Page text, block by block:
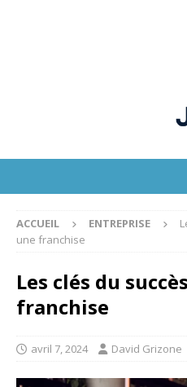
ACCUEIL ENTREPRISE
une franchise
Les clés du
franchise
avril 7, 2024 David Grizone